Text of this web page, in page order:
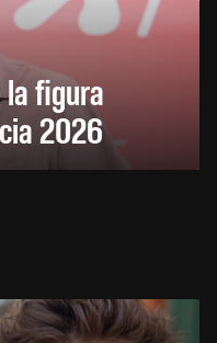
la figura
2026